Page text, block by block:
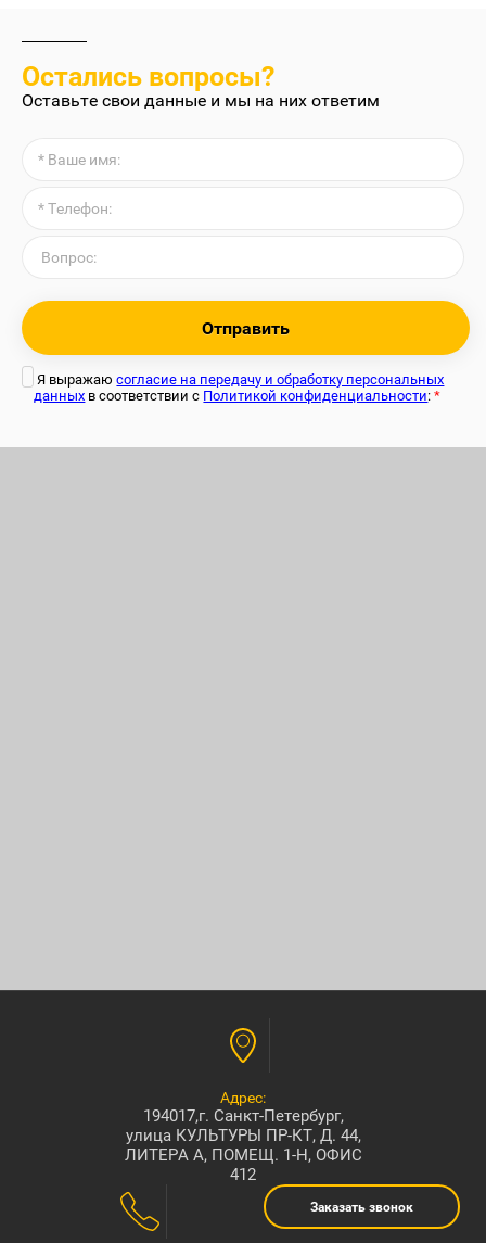
Остались вопросы?
Оставьте свои данные и мы на них ответим
Отправить
Я выражаюсогласие на передачу и обработку персональных
данных в соответствии с Политикой конфиденциальности:*
Адрес:
194017,г. Санкт-Петербург,
улица КУЛЬТУРЫ ПР-КТ, Д. 44,
ЛИТЕРА А, ПОМЕЩ. 1-Н, ОФИС
412
Заказать звонок